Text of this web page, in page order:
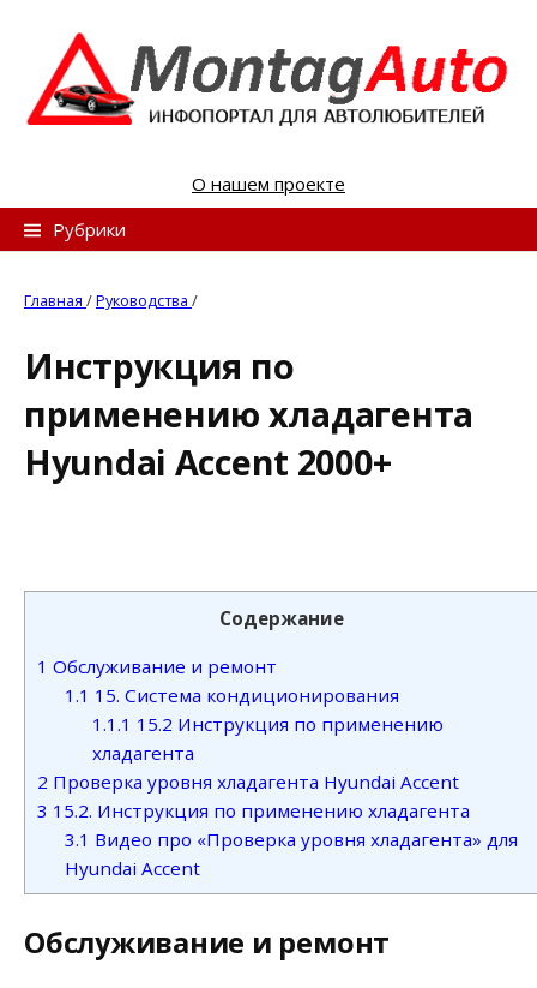
n
О нашем проекте
Рубрики
Главная /Руководства /
Инструкция по
применению хладагента
Hyundai Accent 2000+
Содержание
1 Обслуживание и ремонт
1.1 15. Система кондиционирования
1.1.1 15.2 Инструкция по применению
хладагента
2 Проверка уровня хладагента Hyundai Accent
3 15.2. Инструкция по применению хладагента
3.1 Видео про «Проверка уровня хладагента» для
Hyundai Accent
Обслуживание и ремонт